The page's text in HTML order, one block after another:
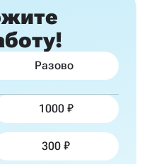
Разово
1000
300